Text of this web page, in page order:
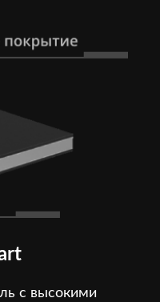
с высокими